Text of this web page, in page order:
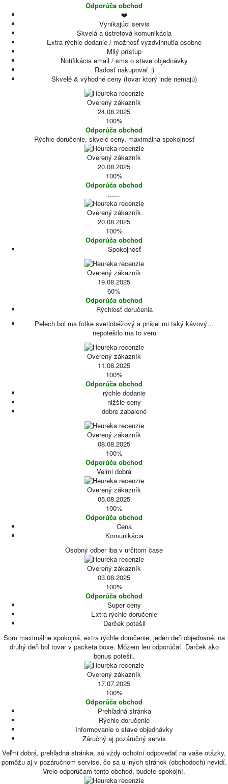
Odporúča obchod
❤️
Vynikajúci servis
Skvelá a ústretová komunikácia
Extra rýchle dodanie / možnosť vyzdvihnutia osobne
Milý prístup
Notifikácia email / sms o stave objednávky
Radosť nakupovať :)
Skvelé & výhodné ceny (tovar ktorý inde nemajú)
Overený zákazník
24.08.2025
100%
Odporúča obchod
Rýchle doručenie, skvelé ceny, maximálna spokojnosť
Overený zákazník
20.08.2025
100%
Odporúča obchod
......
Overený zákazník
20.08.2025
100%
Odporúča obchod
Spokojnosť
Overený zákazník
19.08.2025
60%
Odporúča obchod
Rýchlosť doručenia
Pelech bol ma fotke svetlobéžový a prišiel mi taký kávový…
nepotešilo ma to veru
Overený zákazník
11.08.2025
100%
Odporúča obchod
rýchle dodanie
nižšie ceny
dobre zabalené
Overený zákazník
08.08.2025
100%
Odporúča obchod
Veľmi dobrá
Overený zákazník
05.08.2025
100%
Odporúča obchod
Cena
Komunikácia
Osobný odber iba v určitom čase
Overený zákazník
03.08.2025
100%
Odporúča obchod
Super ceny
Extra rýchle doručenie
Darček potešil
Som maximálne spokojná, extra rýchle doručenie, jeden deň objednané, na
druhý deň bol tovar v packeta boxe. Môžem len odporúčať. Darček ako
bonus potešil.
Overený zákazník
17.07.2025
100%
Odporúča obchod
Prehľadná stránka
Rýchle doručenie
Informovanie o stave objednávky
Záručný aj pozáručný servis
Veľmi dobrá, prehľadná stránka, sú vždy ochotní odpovedať na vaše otázky,
pomôžu aj v pozáručnom servise, čo sa u iných stránok (obchodoch) nevidí.
Vrelo odporúčam tento obchod, budete spokojní.